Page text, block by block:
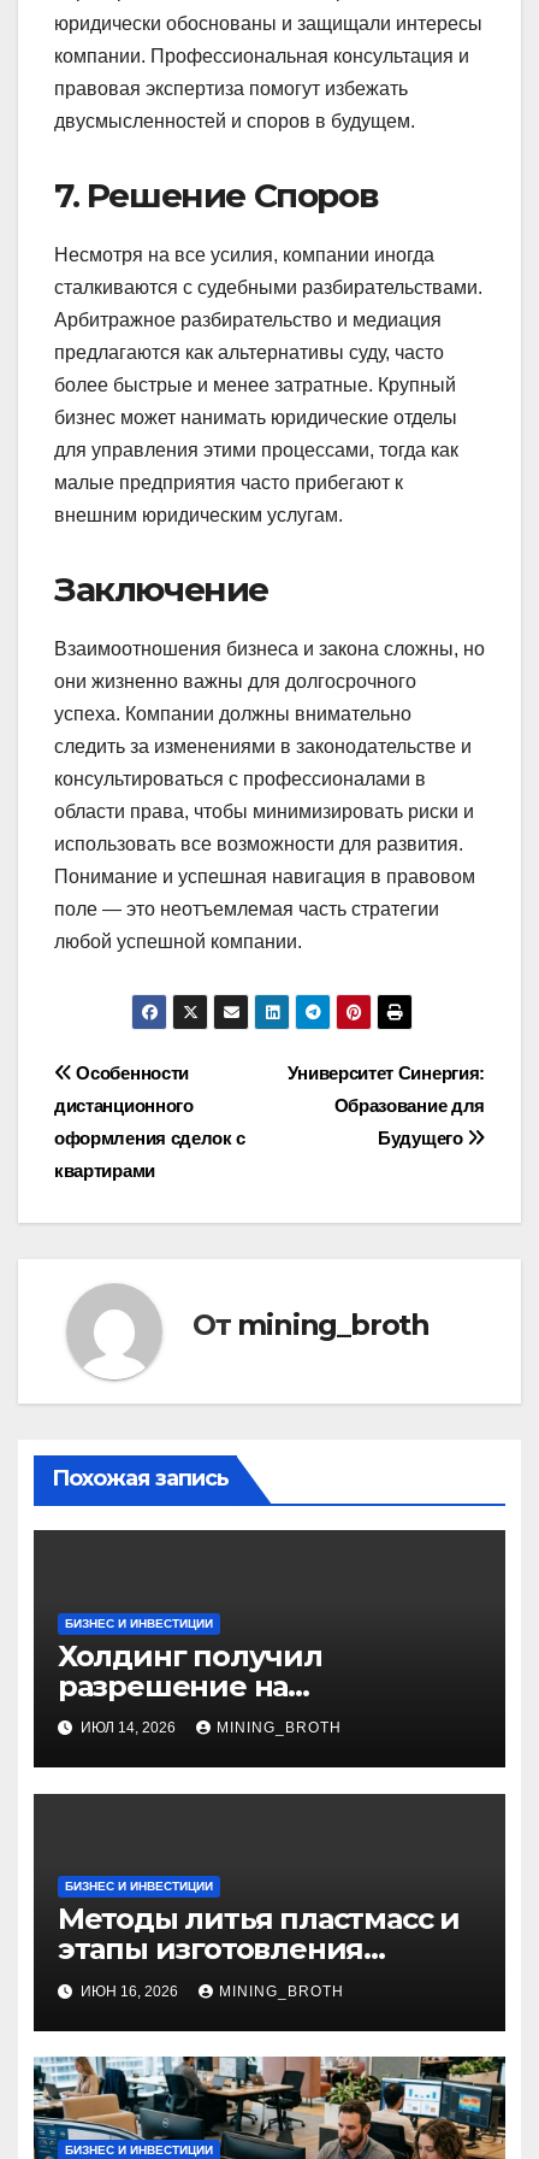
юридически обоснованы и защищали интересы
компании. Профессиональная консультация и
правовая экспертиза помогут избежать
двусмысленностей и споров в будущем.
7. Решение Споров
Несмотря на все усилия, компании иногда
сталкиваются с судебными разбирательствами.
Арбитражное разбирательство и медиация
предлагаются как альтернативы суду, часто
более быстрые и менее затратные. Крупный
бизнес может нанимать юридические отделы
для управления этими процессами, тогда как
малые предприятия часто прибегают к
внешним юридическим услугам.
Заключение
Взаимоотношения бизнеса и закона сложны, но
они жизненно важны для долгосрочного
успеха. Компании должны внимательно
следить за изменениями в законодательстве и
консультироваться с профессионалами в
области права, чтобы минимизировать риски и
использовать все возможности для развития.
Понимание и успешная навигация в правовом
поле — это неотъемлемая часть стратегии
любой успешной компании.
Навигация
по
записям
Университет Синергия:
Образование для
Будущего
Особенности
дистанционного
оформления сделок с
квартирами
От mining_broth
Похожая запись
БИЗНЕС И ИНВЕСТИЦИИ
Холдинг получил
разрешение на
приобретение банка в
Турции
ИЮЛ 14, 2026 MINING_BROTH
БИЗНЕС И ИНВЕСТИЦИИ
Методы литья пластмасс и
этапы изготовления
пластиковых изделий
ИЮН 16, 2026 MINING_BROTH
БИЗНЕС И ИНВЕСТИЦИИ